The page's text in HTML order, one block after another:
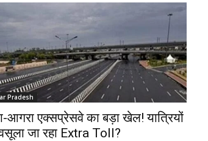
Pradesh
आगरा एक्सप्रेसवे का बड़ा खेल! यात्रियों
जा रहा Extra Toll?